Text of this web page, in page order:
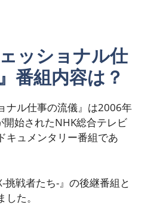
ッショナル仕
番組内容は？
ナル仕事の流儀』は2006年
始されたNHK総合テレビ
キュメンタリー番組であ
挑戦者たち-』の後継番組と
た。